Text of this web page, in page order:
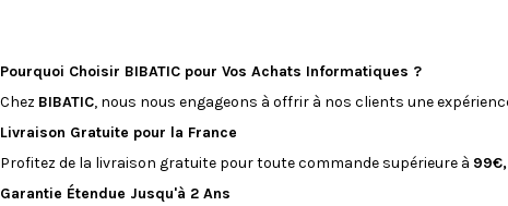
Pourquoi Choisir BIBATIC pour Vos Achats Informatiques ?
Chez BIBATIC, nous nous engageons à offrir à nos clients une
Livraison Gratuite pour la France
Profitez de la livraison gratuite pour toute commande supérieure à 99€,
Garantie Étendue Jusqu'à 2 Ans